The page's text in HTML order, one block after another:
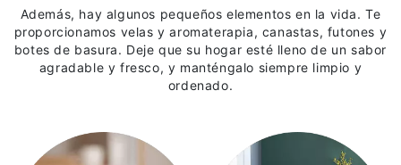
Además, hay algunos pequeños elementos en la vida. Te
proporcionamos velas y aromaterapia, canastas, futones y
botes de basura. Deje que su hogar esté lleno de un sabor
agradable y fresco, y manténgalo siempre limpio y
ordenado.